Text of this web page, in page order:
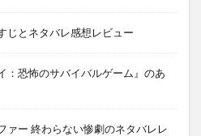
じとネタバレ感想レビュー
：恐怖のサバイバルゲーム』のあ
ァー 終わらない惨劇のネタバレレ